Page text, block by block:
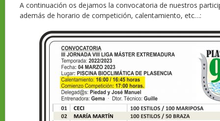
A continuación os dejamos la convocatoria de nuestros
además de horario de competición, calentamiento, etc…: